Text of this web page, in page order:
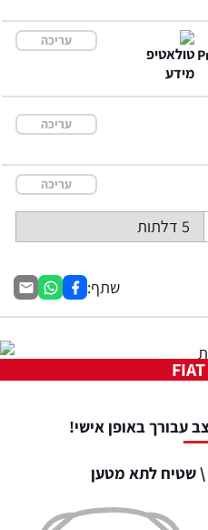
עריכה
עריכה
עריכה
5 דלתות
שתף:
עבורך באופן אישי!